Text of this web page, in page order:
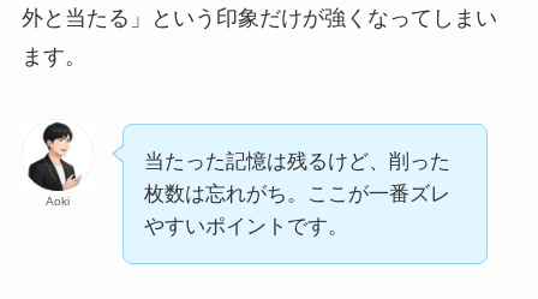
外と当たる」という印象だけが強くなってしまい
ます。
Aoki
当たった記憶は残るけど、削った
枚数は忘れがち。ここが一番ズレ
やすいポイントです。